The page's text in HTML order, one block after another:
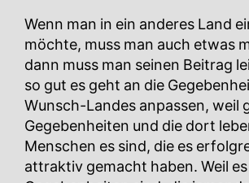
Wenn man in ein anderes Land
möchte, muss man auch etwas
dann muss man seinen Beitrag
so gut es geht an die
Wunsch-Landes anpassen, weil
Gegebenheiten und die dort
Menschen es sind, die es
attraktiv gemacht haben. Weil